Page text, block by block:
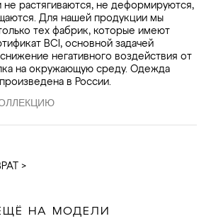
не растягиваются, не деформируются,
Для нашей продукции мы
тех фабрик, которые имеют
BCI, основной задачей
негативного воздействия от
на окружающую среду. Одежда
в России.
>
НА МОДЕЛИ